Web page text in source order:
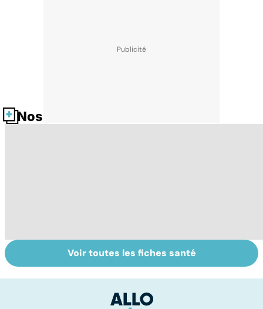
Nos fiches santé
Comment tenir
ses bonnes
Faire du sport à
domicile, c'est
Voir toutes les fiches santé